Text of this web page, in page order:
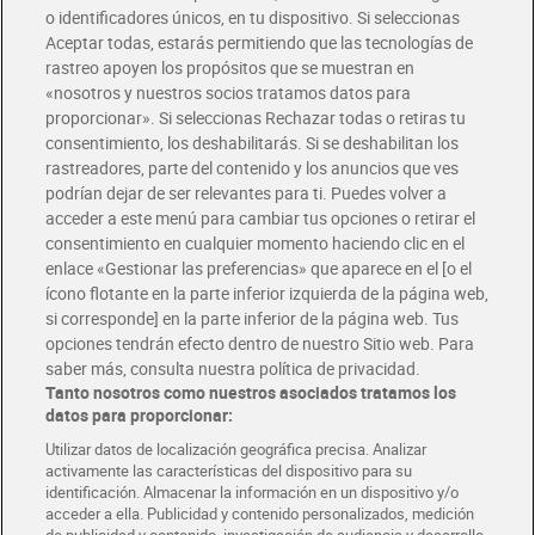
Envío gratis por compras superiores a 100€
Envío estandar por 4,99€
Glovo y Uber Eats
Solicita tu factura de Glovo o Uber Eats
Únete al CLUB Dia
Disfruta las ventajas y ofertas exclusivas.
Descárgate la APP Dia
Folletos y Tiendas
Descubre las mejores ofertas y busca tu tienda más cercana
Tarjeta MaX Dia
Te devuelve hasta 8€/mes de tus compras.
¡Solicita tu tarjeta de crédito aquí!
COMER MEJOR CADA DIA
COLABORA CON DIA ABRE TU TIENDA DIA CORPORATE
o identificadores únicos, en tu dispositivo. Si seleccionas
Aceptar todas, estarás permitiendo que las tecnologías de
rastreo apoyen los propósitos que se muestran en
«nosotros y nuestros socios tratamos datos para
proporcionar». Si seleccionas Rechazar todas o retiras tu
consentimiento, los deshabilitarás. Si se deshabilitan los
rastreadores, parte del contenido y los anuncios que ves
podrían dejar de ser relevantes para ti. Puedes volver a
acceder a este menú para cambiar tus opciones o retirar el
consentimiento en cualquier momento haciendo clic en el
enlace «Gestionar las preferencias» que aparece en el [o el
ícono flotante en la parte inferior izquierda de la página web,
si corresponde] en la parte inferior de la página web. Tus
opciones tendrán efecto dentro de nuestro Sitio web. Para
saber más, consulta nuestra política de privacidad.
Tanto nosotros como nuestros asociados tratamos los
datos para proporcionar:
Utilizar datos de localización geográfica precisa. Analizar
activamente las características del dispositivo para su
identificación. Almacenar la información en un dispositivo y/o
acceder a ella. Publicidad y contenido personalizados, medición